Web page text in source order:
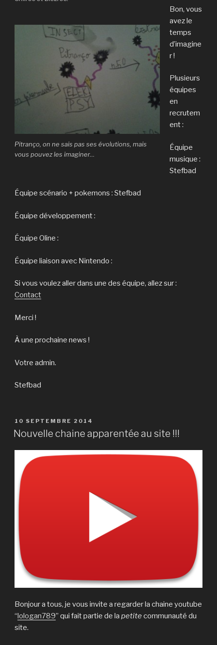
Pitranço, on ne sais pas ses évolutions, mais
vous pouvez les imaginer…
Bon, vous
avez le
temps
d’imagine
r !
Plusieurs
équipes
en
recrutem
ent :
Équipe
musique :
Stefbad
Équipe scénario + pokemons : Stefbad
Équipe développement :
Équipe Oline :
Équipe liaison avec Nintendo :
Si vous voulez aller dans une des équipe, allez sur :
Contact
Merci !
À une prochaine news !
Votre admin.
Stefbad
PUBLIÉ
LE
10 SEPTEMBRE 2014
Nouvelle chaine apparentée au site !!!
Bonjour a tous, je vous invite a regarder la chaine youtube
“lologan789” qui fait partie de la petite communauté du
site.